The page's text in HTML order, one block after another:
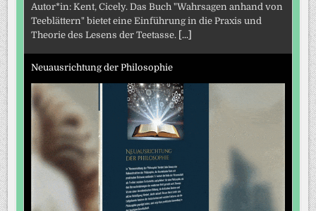
Autor*in: Kent, Cicely. Das Buch "Wahrsagen anhand von
Teeblättern" bietet eine Einführung in die Praxis und
Theorie des Lesens der Teetasse.
[...]
Neuausrichtung der Philosophie